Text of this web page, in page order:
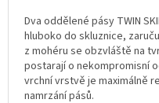
Dva oddělené pásy TWIN
hluboko do skluznice,
z mohéru se obzvláště na
postarají o nekompromisní
vrchní vrstvě je maximálně
namrzání pásů.